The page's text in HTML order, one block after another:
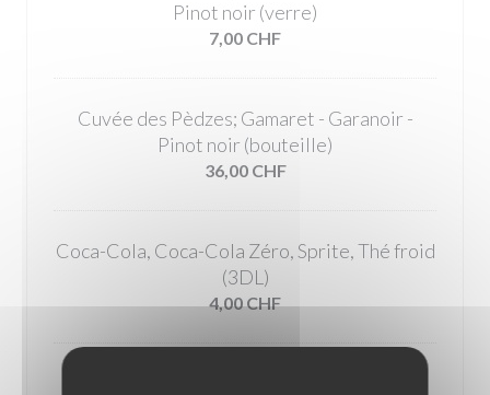
Pinot noir (verre)
7,00 CHF
Cuvée des Pèdzes; Gamaret - Garanoir -
Pinot noir (bouteille)
36,00 CHF
Coca-Cola, Coca-Cola Zéro, Sprite, Thé froid
(3DL)
4,00 CHF